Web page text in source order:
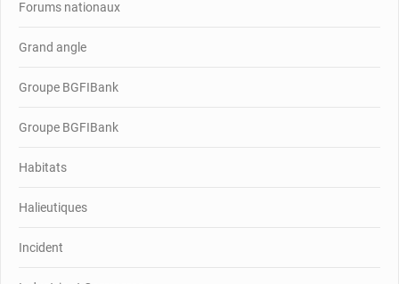
Forums nationaux
Grand angle
Groupe BGFIBank
Groupe BGFIBank
Habitats
Halieutiques
Incident